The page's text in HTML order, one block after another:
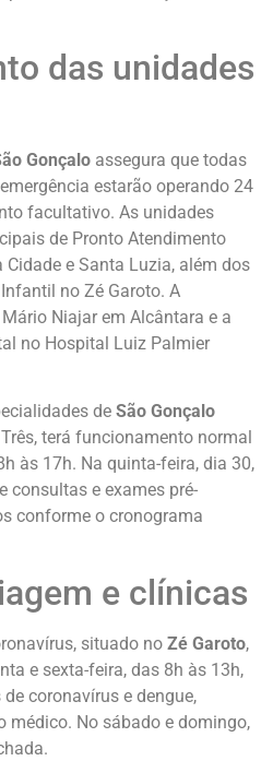
das unidades
Gonçalo assegura que todas
estarão operando 24
facultativo. As unidades
de Pronto Atendimento
Cidade e Santa Luzia, além dos
no Zé Garoto. A
Niajar em Alcântara e a
no Hospital Luiz Palmier
de São Gonçalo
terá funcionamento normal
às 17h. Na quinta-feira, dia 30,
consultas e exames pré-
conforme o cronograma
e clínicas
situado no Zé Garoto,
e sexta-feira, das 8h às 13h,
coronavírus e dengue,
médico. No sábado e domingo,